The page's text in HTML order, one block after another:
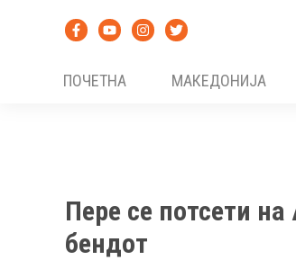
ПОЧЕТНА
МАКЕДОНИЈА
Пере се потсети
бендот